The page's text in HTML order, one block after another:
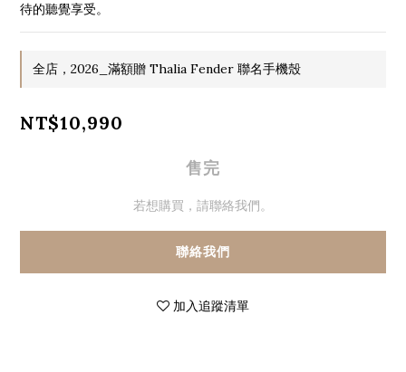
待的聽覺享受。
全店，2026_滿額贈 Thalia Fender 聯名手機殼
NT$10,990
售完
若想購買，請聯絡我們。
聯絡我們
加入追蹤清單